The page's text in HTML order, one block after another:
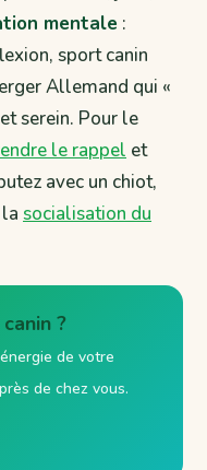
mentale :
sport canin
Allemand qui «
serein. Pour le
le rappel et
avec un chiot,
socialisation du
?
de votre
de chez vous.